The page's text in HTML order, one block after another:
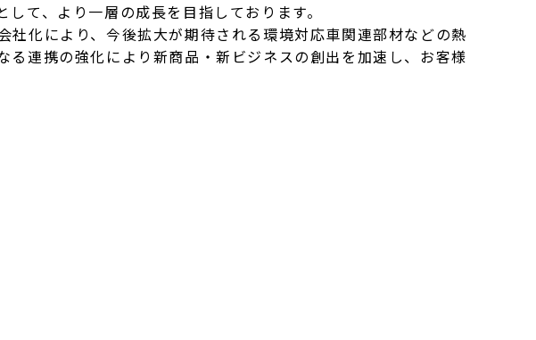
て、より一層の成長を目指しております。
化により、今後拡大が期待される環境対応車関連部材などの熱
連携の強化により新商品・新ビジネスの創出を加速し、お客様